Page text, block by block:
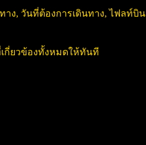
าง, วันที่ต้องการเดินทาง, ไฟลท์บิน
เกี่ยวข้องทั้งหมดให้ทันที